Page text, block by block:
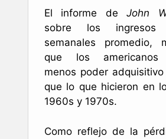
El informe deJohn
sobre los ingresos
semanales promedio,
que los americanos
menos poder
que lo que hicieron en
1960s y 1970s.
Como reflejo de la